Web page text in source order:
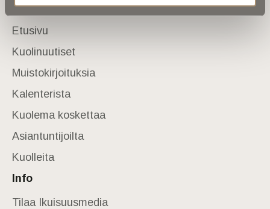
Sivusto
Etusivu
Kuolinuutiset
Muistokirjoituksia
Kalenterista
Kuolema koskettaa
Asiantuntijoilta
Kuolleita
Info
Tilaa Ikuisuusmedia